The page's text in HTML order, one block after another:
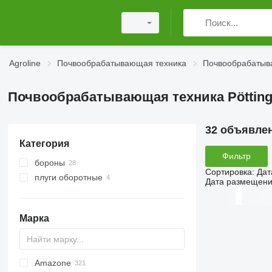
Agroline Почвообрабатывающая техника
Почвообрабатывающая техника
Категория
бороны
дисковые бороны
плуги оборотные
Марка
AS
Multivator
Cultiplow
Jaguar
AT30
8
KM180
FV
Amazone
32
Фильтр
Сортировка:
Дата